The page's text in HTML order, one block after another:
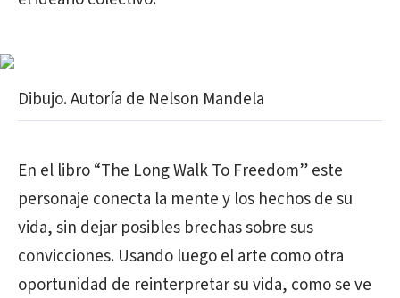
Dibujo. Autoría de Nelson Mandela
En el libro “The Long Walk To Freedom” este
personaje conecta la mente y los hechos de su
vida, sin dejar posibles brechas sobre sus
convicciones. Usando luego el arte como otra
oportunidad de reinterpretar su vida, como se ve